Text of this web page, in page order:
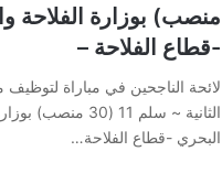
منصب) بوزارة الفلاحة
-قطاع الفلاحة –
لائحة الناجحين في مباراة
الثانية ~ سلم 11 (30
البحري -قطاع الفلاحة…